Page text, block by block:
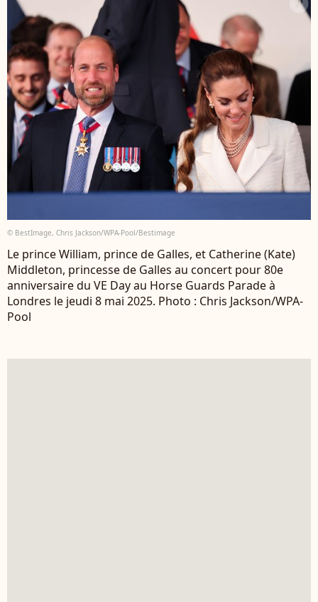
© BestImage, Chris Jackson/WPA-Pool/Bestimage
Le prince William, prince de Galles, et Catherine (Kate)
Middleton, princesse de Galles au concert pour 80e
anniversaire du VE Day au Horse Guards Parade à
Londres le jeudi 8 mai 2025. Photo : Chris Jackson/WPA-
Pool